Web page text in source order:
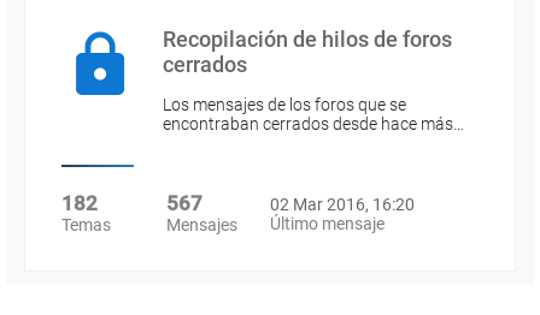
Recopilación de hilos de foros
cerrados
Los mensajes de los foros que se
encontraban cerrados desde hace más…
182
Temas
567
Mensajes
02 Mar 2016, 16:20
Último mensaje